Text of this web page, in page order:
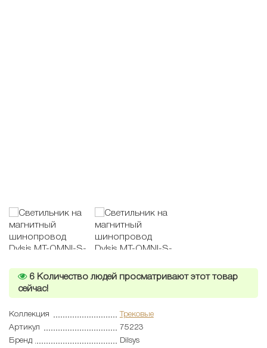
6 Количество людей просматривают этот товар
сейчас!
Коллекция
Трековые
Артикул
75223
Бренд
Dilsys